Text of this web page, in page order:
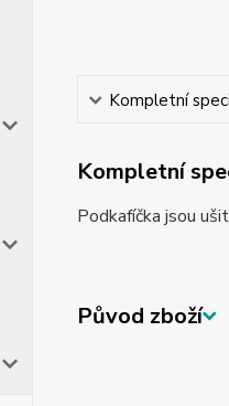
Kompletní
Kompletní
Podkafíčka jsou
Původ zboží